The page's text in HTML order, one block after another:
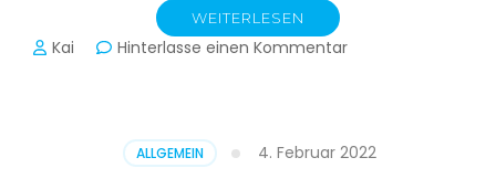
WEITERLESEN
Kai Hinterlasse einen Kommentarzu
ALLGEMEIN 4. Februar 2022